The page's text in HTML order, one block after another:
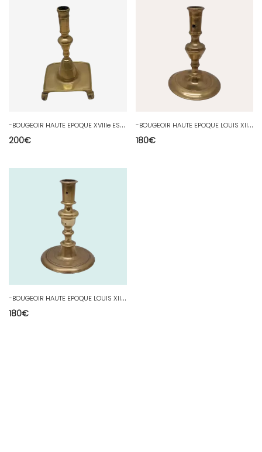
-
BOUGEOIR HAUTE EPOQUE XVIIIe ESPAGNE en BRONZE COLLECTION VITRINE BOUGIE D
200€
-
BOUGEOIR HAUTE EPOQUE LOUIS XIII XVIIe en BRONZE COLLECTION VITRINE BOUGIE D
180€
-
BOUGEOIR HAUTE EPOQUE LOUIS XIII XVIIe en BRONZE COLLECTION VITRINE BOUGIE D
180€